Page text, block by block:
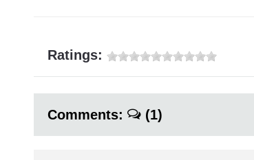
Ratings:
Comments: (1)